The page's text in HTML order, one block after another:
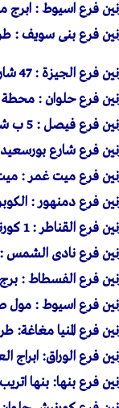
فرع اسيوط : ابرج
فرع بنى سويف :
فرع الجيزة : 47 شارع ربيع الجيزى
فرع حلوان : محطة حلوان 39 شارع مصطفى فهمى متفرع من شارع منصور
فرع فيصل : 5 ب شارع فيصل المريوطية امام فنددق قاعود
فرع شارع بورسعيد : 901 شارع بورسعيد امام حديقة الامل
فرع ميت غمر :
فرع دمنهور :
فرع القناطر : 1 كورنيش القناطر الخيرية بجوار قصر ثقافة القناطر الخيرية
فرع نادى
فرع الفسطاط :
فرع اسيوط : مول
فرع المنيا
فرع الوراق: ابراج
فرع بنها: بنها